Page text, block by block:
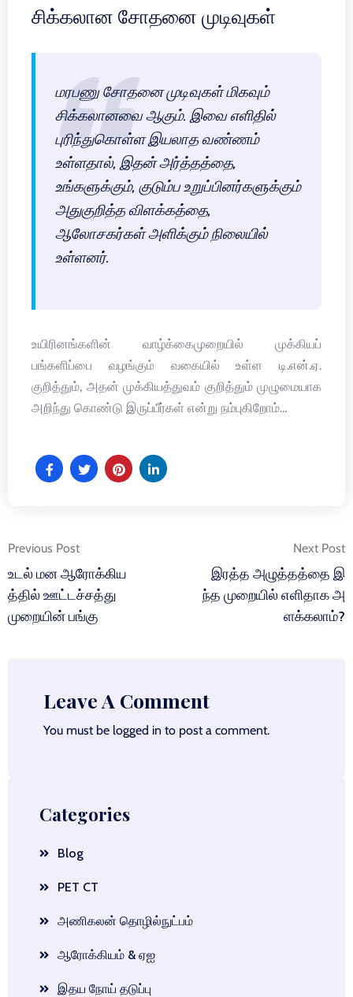
சிக்கலான சோதனை முடிவுகள்
மரபணு சோதனை முடிவுகள் மிகவும்
சிக்கலானவை ஆகும். இவை எளிதில்
புரிந்துகொள்ள இயலாத வண்ணம்
உள்ளதால், இதன் அர்த்தத்தை,
உங்களுக்கும், குடும்ப உறுப்பினர்களுக்கும்
அதுகுறித்த விளக்கத்தை,
ஆலோசகர்கள் அளிக்கும் நிலையில்
உள்ளனர்.
உயிரினங்களின் வாழ்க்கைமுறையில் முக்கியப்
பங்களிப்பை வழங்கும் வகையில் உள்ள டி.என்.ஏ.
குறித்தும், அதன் முக்கியத்துவம் குறித்தும் முழுமையாக
அறிந்து கொண்டு இருப்பீர்கள் என்று நம்புகிறோம்…
Post
navigation
Previous Post
உடல் மன ஆரோக்கிய
த்தில் ஊட்டச்சத்து
முறையின் பங்கு
Next Post
இரத்த அழுத்தத்தை இ
ந்த முறையில் எளிதாக அ
ளக்கலாம்?
Leave A Comment
You must be logged in to post a comment.
Categories
Blog
PET CT
அணிகலன் தொழில்நுட்பம்
ஆரோக்கியம் & ஏஐ
இதய நோய் தடுப்பு